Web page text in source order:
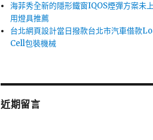
海菲秀全新的隱形鐵窗IQOS煙彈方案未
用燈具推薦
台北網頁設計當日撥款台北市汽車借款
Cell包裝機械
近期留言